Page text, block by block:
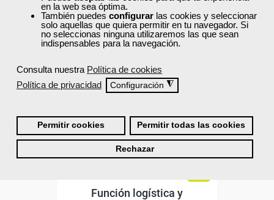
en la web sea óptima.
También puedes configurar las cookies y seleccionar
solo aquellas que quiera permitir en tu navegador. Si
no seleccionas ninguna utilizaremos las que sean
indispensables para la navegación.
Consulta nuestra Política de cookies
Política de privacidad
Configuración ◮
Permitir cookies Permitir todas las cookies
Rechazar
ONLINE
Formación 100%
Para desempleados,
trabajadores y autónomos.
Sector
-Transporte y Logística.
Función logística y